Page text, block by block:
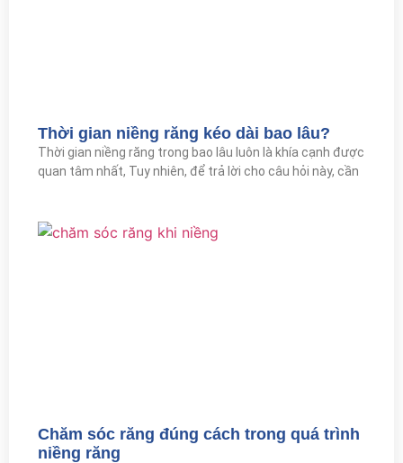
Thời gian niềng răng kéo dài bao lâu?
Thời gian niềng răng trong bao lâu luôn là khía cạnh được
quan tâm nhất, Tuy nhiên, để trả lời cho câu hỏi này, cần
Chăm sóc răng đúng cách trong quá trình
niềng răng